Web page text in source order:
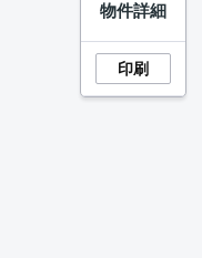
物件詳細
印刷